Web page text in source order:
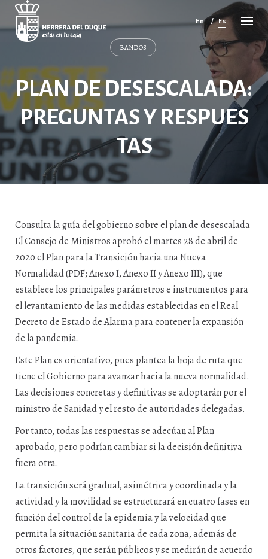
Cancelar
comentario
En Es
BANDOS
PLAN DE DESESCALADA:
PREGUNTAS Y RESPUES
TAS
Consulta la guía del gobierno sobre el plan de desescalada
El Consejo de Ministros aprobó el martes 28 de abril de
2020 el Plan para la Transición hacia una Nueva
Normalidad (PDF; Anexo I, Anexo II y Anexo III), que
establece los principales parámetros e instrumentos para
el levantamiento de las medidas establecidas en el Real
Decreto de Estado de Alarma para contener la expansión
de la pandemia.
Este Plan es orientativo, pues plantea la hoja de ruta que
tiene el Gobierno para avanzar hacia la nueva normalidad.
Las decisiones concretas y definitivas se adoptarán por el
ministro de Sanidad y el resto de autoridades delegadas.
Por tanto, todas las respuestas se adecúan al Plan
aprobado, pero podrían cambiar si la decisión definitiva
fuera otra.
La transición será gradual, asimétrica y coordinada y la
actividad y la movilidad se estructurará en cuatro fases en
función del control de la epidemia y la velocidad que
permita la situación sanitaria de cada zona, además de
otros factores, que serán públicos y se medirán de acuerdo